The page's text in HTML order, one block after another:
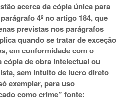
acerca da cópia única para
4º no artigo 184, que
previstas nos parágrafos
quando se tratar de exceção
em conformidade com o
cópia de obra intelectual ou
sem intuito de lucro direto
exemplar, para uso
como crime” fonte: